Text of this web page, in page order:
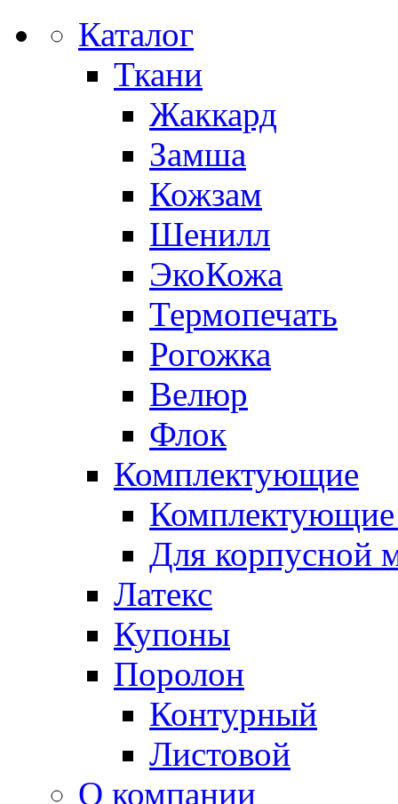
Каталог
Ткани
Жаккард
Замша
Кожзам
Шенилл
ЭкоКожа
Термопечать
Рогожка
Велюр
Флок
Комплектующие
Комплектующие
Для корпусной
Латекс
Купоны
Поролон
Контурный
Листовой
О компании